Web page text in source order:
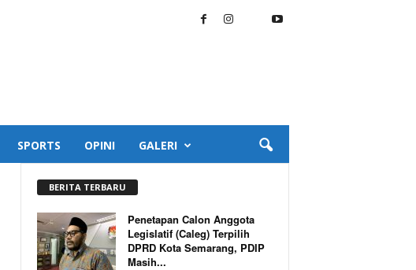
SPORTS OPINI GALERI
BERITA TERBARU
Penetapan Calon Anggota
Legislatif (Caleg) Terpilih
DPRD Kota Semarang, PDIP
Masih...